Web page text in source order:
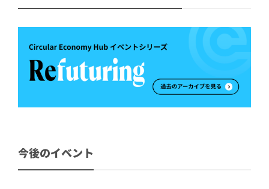
今後のイベント